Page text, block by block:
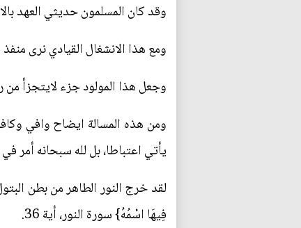
وقد كان المسلمون حديثي العهد
ومع هذا الانشغال القيادي نرى
وجعل هذا المولود جزء لايتجزأ من
ومن هذه المسالة ايضاح وافي
يأتي اعتباطا، بل لله سبحانه أمر
لقد خرج النور الطاهر من بطن
فِيهَا اسْمُهُ} سورة النور، أية 36.